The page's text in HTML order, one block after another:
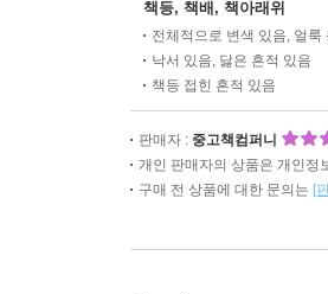
책등, 책배, 책아래위
전체적으로 변색 있음, 얼
낙서 있음, 닳은 흔적 있음
책등 접힌 흔적 있음
판매자 : 중고책컴퍼니
개인 판매자의 상품은 개인정
구매 전 상품에 대한 문의는 [